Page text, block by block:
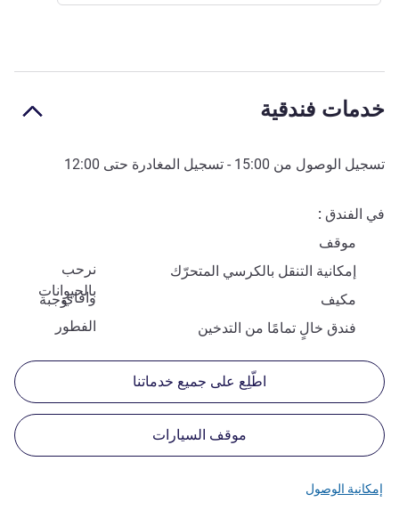
خدمات فندقية
تسجيل الوصول من 15:00 - تسجيل المغادرة حتى 12:00
في الفندق
موقف
نرحب
بالحيوانات
إمكانية التنقل بالكرسي المتحرّك
وافاي
مكيف
وجبة
الفطور
فندق خالٍ تمامًا من التدخين
اطّلِع على جميع خدماتنا
موقف السيارات
إمكانية الوصول